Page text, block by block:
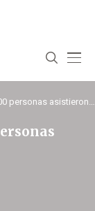
personas asistieron